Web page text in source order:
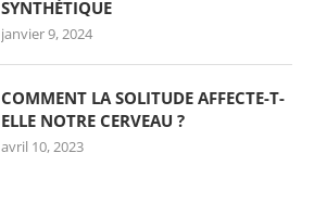
SYNTHÉTIQUE
janvier 9, 2024
COMMENT LA SOLITUDE AFFECTE-T-
ELLE NOTRE CERVEAU ?
avril 10, 2023